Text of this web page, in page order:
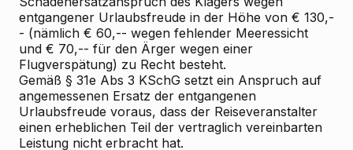
entgangener Urlaubsfreude in der Höhe von € 130,-
- (nämlich € 60,-- wegen fehlender Meeressicht
und € 70,-- für den Ärger wegen einer
Flugverspätung) zu Recht besteht.
Gemäß § 31e Abs 3 KSchG setzt ein Anspruch auf
angemessenen Ersatz der entgangenen
Urlaubsfreude voraus, dass der Reiseveranstalter
einen erheblichen Teil der vertraglich vereinbarten
Leistung nicht erbracht hat.